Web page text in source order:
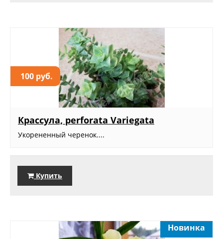
100 руб.
Крассула, perforata Variegata
Укорененный черенок....
Купить
Новинка